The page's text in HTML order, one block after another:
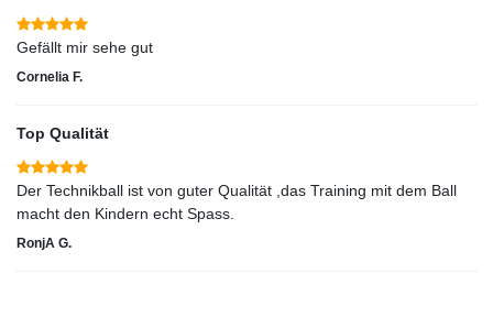
Gefällt mir sehe gut
Cornelia F.
Top Qualität
Der Technikball ist von guter Qualität ,das Training mit dem Ball
macht den Kindern echt Spass.
RonjA G.